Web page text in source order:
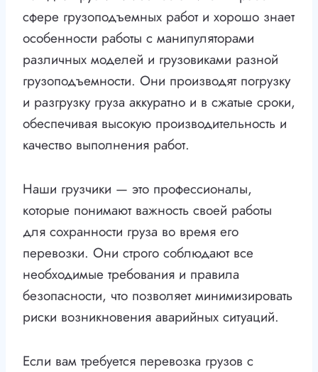
сфере грузоподъемных работ и хорошо знает
особенности работы с манипуляторами
различных моделей и грузовиками разной
грузоподъемности. Они производят погрузку
и разгрузку груза аккуратно и в сжатые сроки,
обеспечивая высокую производительность и
качество выполнения работ.
Наши грузчики — это профессионалы,
которые понимают важность своей работы
для сохранности груза во время его
перевозки. Они строго соблюдают все
необходимые требования и правила
безопасности, что позволяет минимизировать
риски возникновения аварийных ситуаций.
Если вам требуется перевозка грузов с